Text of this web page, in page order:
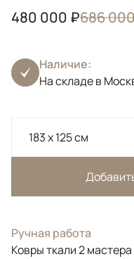
480 000 ₽686
Наличие:
На складе в
183 x 125 см
Ручная работа
Ковры ткали 2